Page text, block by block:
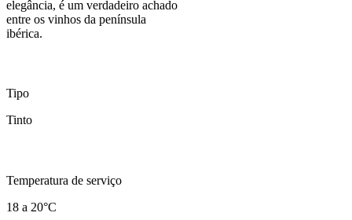
elegância, é um verdadeiro achado
entre os vinhos da península
ibérica.
Tipo
Tinto
Temperatura de serviço
18 a 20°C